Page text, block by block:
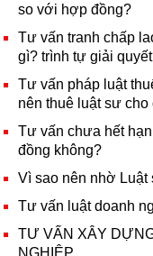
so với hợp đồng?
Tư vấn tranh chấp
gì? trình tự giải
Tư vấn pháp luật
nên thuê luật sư
Tư vấn chưa hết
đồng không?
Vì sao nên nhờ
Tư vấn luật doanh
TƯ VẤN XÂY
NGHIỆP